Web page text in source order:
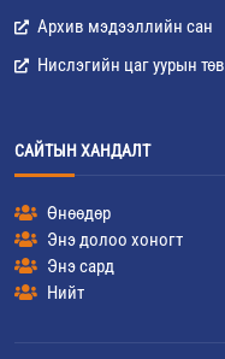
Архив мэдээллийн сан
Нислэгийн цаг уурын төв
САЙТЫН ХАНДАЛТ
Өнөөдөр
Энэ долоо хоногт
Энэ сард
Нийт